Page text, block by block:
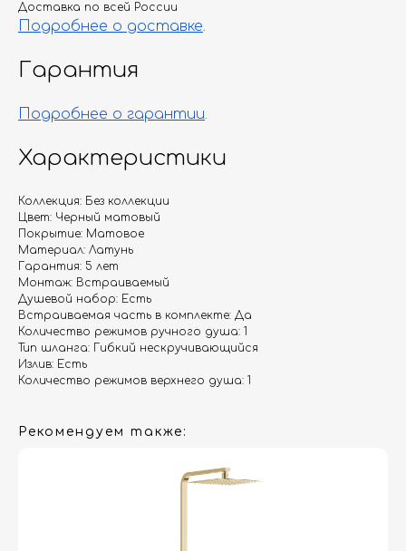
Доставка по всей России
Подробнее о доставке.
Гарантия
Подробнее о гарантии.
Характеристики
Коллекция: Без коллекции
Цвет: Черный матовый
Покрытие: Матовое
Материал: Латунь
Гарантия: 5 лет
Монтаж: Встраиваемый
Душевой набор: Есть
Встраиваемая часть в комплекте: Да
Количество режимов ручного душа: 1
Тип шланга: Гибкий нескручивающийся
Излив: Есть
Количество режимов верхнего душа: 1
Рекомендуем также: